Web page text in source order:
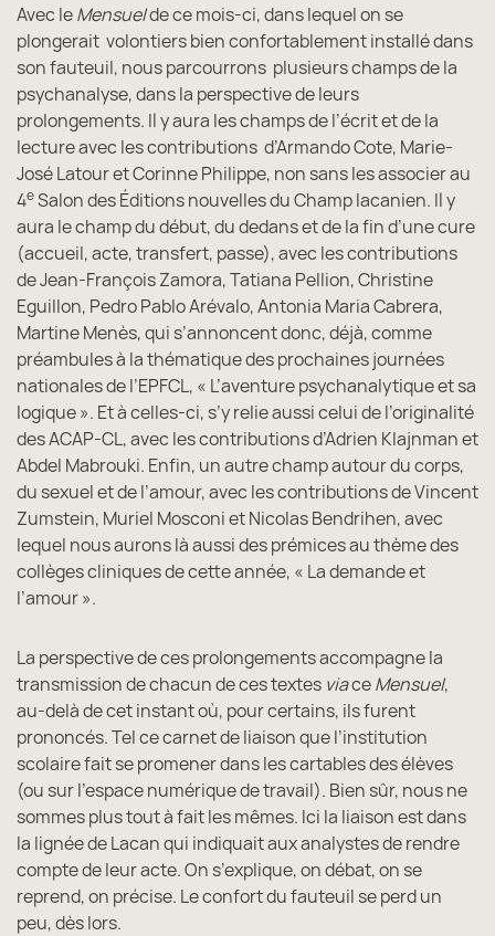
Avec leMensuelde ce mois-ci, dans lequel on se
plongerait volontiers bien confortablement installé dans
son fauteuil, nous parcourrons plusieurs champs de la
psychanalyse, dans la perspective de leurs
prolongements. Il y aura les champs de l’écrit et de la
lecture avec les contributions d’Armando Cote, Marie-
José Latour et Corinne Philippe, non sans les associer au
4eSalon des Éditions nouvelles du Champ lacanien. Il y
aura le champ du début, du dedans et de la fin d’une cure
(accueil, acte, transfert, passe), avec les contributions
de Jean-François Zamora, Tatiana Pellion, Christine
Eguillon, Pedro Pablo Arévalo, Antonia Maria Cabrera,
Martine Menès, qui s’annoncent donc, déjà, comme
préambules à la thématique des prochaines journées
nationales de l’EPFCL, « L’aventure psychanalytique et sa
logique ». Et à celles-ci, s’y relie aussi celui de l’originalité
des ACAP-CL, avec les contributions d’Adrien Klajnman et
Abdel Mabrouki. Enfin, un autre champ autour du corps,
du sexuel et de l’amour, avec les contributions de Vincent
Zumstein, Muriel Mosconi et Nicolas Bendrihen, avec
lequel nous aurons là aussi des prémices au thème des
collèges cliniques de cette année, « La demande et
l’amour ».
La perspective de ces prolongements accompagne la
transmission de chacun de ces textes viaceMensuel,
au-delà de cet instant où, pour certains, ils furent
prononcés. Tel ce carnet de liaison que l’institution
scolaire fait se promener dans les cartables des élèves
(ou sur l’espace numérique de travail). Bien sûr, nous ne
sommes plus tout à fait les mêmes. Ici la liaison est dans
la lignée de Lacan qui indiquait aux analystes de rendre
compte de leur acte. On s’explique, on débat, on se
reprend, on précise. Le confort du fauteuil se perd un
peu, dès lors.